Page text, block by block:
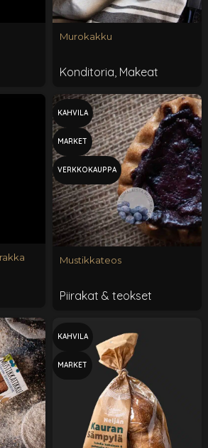
Murokakku
Konditoria Makeat
KAHVILA
MARKET
VERKKOKAUPPA
Mustikkateos
Piirakat & teokset
KAHVILA
MARKET